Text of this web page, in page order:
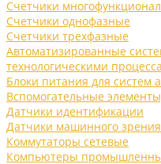
Счетчики
Счетчики однофазные
Счетчики трехфазные
Автоматизированные
технологическими
Блоки питания для систем
Вспомогательные
Датчики идентификации
Датчики машинного зрения
Коммутаторы сетевые
Компьютеры